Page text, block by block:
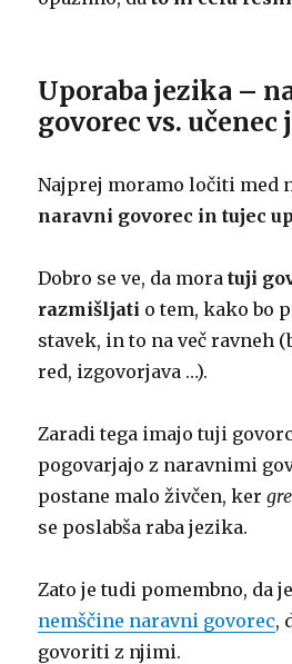
Uporaba jezika –
govorec vs. učenec
Najprej moramo ločiti med
naravni govorec in tujec
Dobro se ve, da moratuji
razmišljati o tem, kako bo
stavek, in to na več ravneh
red, izgovorjava …).
Zaradi tega imajo tuji
pogovarjajo z naravnimi
postane malo živčen, ker
se poslabša raba jezika.
Zato je tudi pomembno, da
nemščine naravni govorec,
govoriti z njimi.